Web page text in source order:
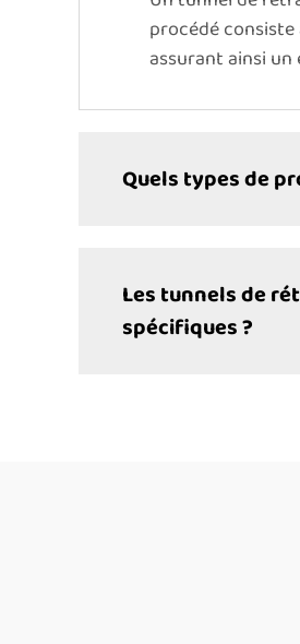
procédé
assurant ainsi un
Quels types de
Les tunnels de
spécifiques ?